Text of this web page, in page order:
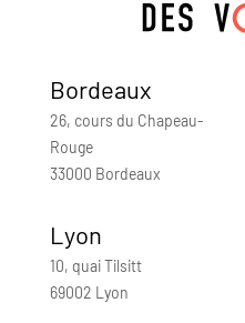
Bordeaux
26, cours du Chapeau-
Rouge
33000 Bordeaux
Lyon
10, quai Tilsitt
69002 Lyon